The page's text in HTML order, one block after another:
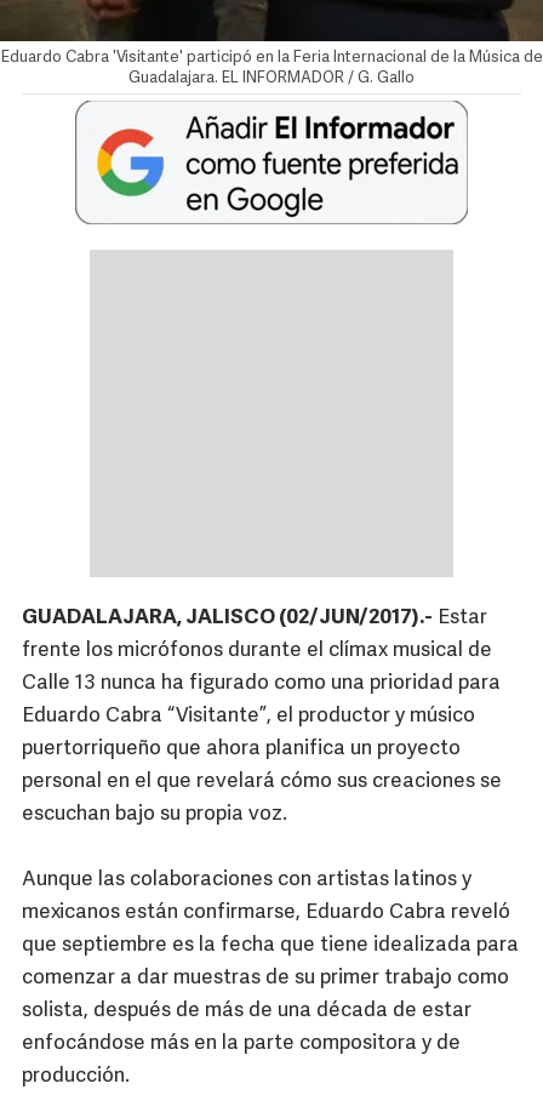
Eduardo Cabra 'Visitante' participó en la Feria Internacional de la Música de
Guadalajara. EL INFORMADOR / G. Gallo
GUADALAJARA, JALISCO (02/JUN/2017).- Estar
frente los micrófonos durante el clímax musical de
Calle 13 nunca ha figurado como una prioridad para
Eduardo Cabra “Visitante”, el productor y músico
puertorriqueño que ahora planifica un proyecto
personal en el que revelará cómo sus creaciones se
escuchan bajo su propia voz.
Aunque las colaboraciones con artistas latinos y
mexicanos están confirmarse, Eduardo Cabra reveló
que septiembre es la fecha que tiene idealizada para
comenzar a dar muestras de su primer trabajo como
solista, después de más de una década de estar
enfocándose más en la parte compositora y de
producción.